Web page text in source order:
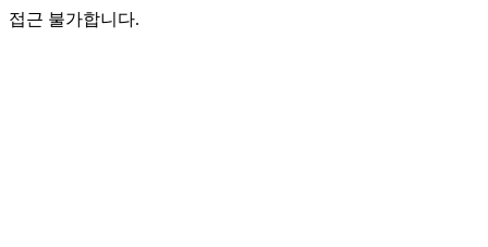
접근 불가합니다.